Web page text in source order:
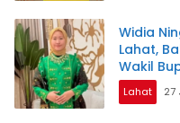
Widia
Lahat,
Wakil
Lahat 27